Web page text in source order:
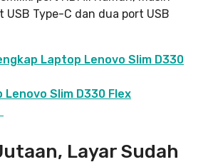
Type-C dan dua port USB
Laptop Lenovo Slim D330
Slim D330 Flex
Layar Sudah